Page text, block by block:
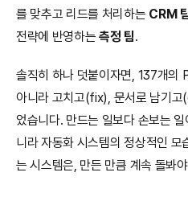
를 맞추고 리드를 처리하는 CRM
전략에 반영하는 측정 팀.
솔직히 하나 덧붙이자면, 137개의
아니라 고치고(fix), 문서로 남기
었습니다. 만드는 일보다 손보는
니라 자동화 시스템의 정상적인
는 시스템은, 만든 만큼 계속 돌봐